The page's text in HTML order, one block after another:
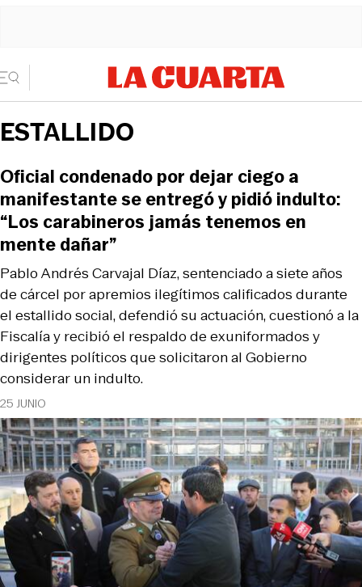
ESTALLIDO
25 JUNIO
Pablo Andrés Carvajal Díaz, sentenciado a siete años
de cárcel por apremios ilegítimos calificados durante
el estallido social, defendió su actuación, cuestionó a la
Fiscalía y recibió el respaldo de exuniformados y
dirigentes políticos que solicitaron al Gobierno
considerar un indulto.
Oficial condenado por dejar ciego a
manifestante se entregó y pidió indulto:
“Los carabineros jamás tenemos en
mente dañar”